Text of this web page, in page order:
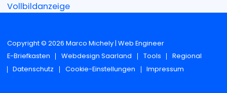
Vollbildanzeige
Copyright © 2026 Marco Michely | Web Engineer
E-Briefkasten
Webdesign Saarland Tools
Regional
Datenschutz
Cookie-Einstellungen Impressum